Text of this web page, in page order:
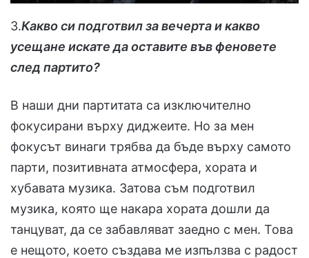
3.Какво си подготвил за вечерта и какво
усещане искате да оставите във феновете
след партито?
В наши дни партитата са изключително
фокусирани върху диджеите. Но за мен
фокусът винаги трябва да бъде върху самото
парти, позитивната атмосфера, хората и
хубавата музика. Затова съм подготвил
музика, която ще накара хората дошли да
танцуват, да се забавляват заедно с мен. Това
е нещото, което създава ме изпълзва с радост